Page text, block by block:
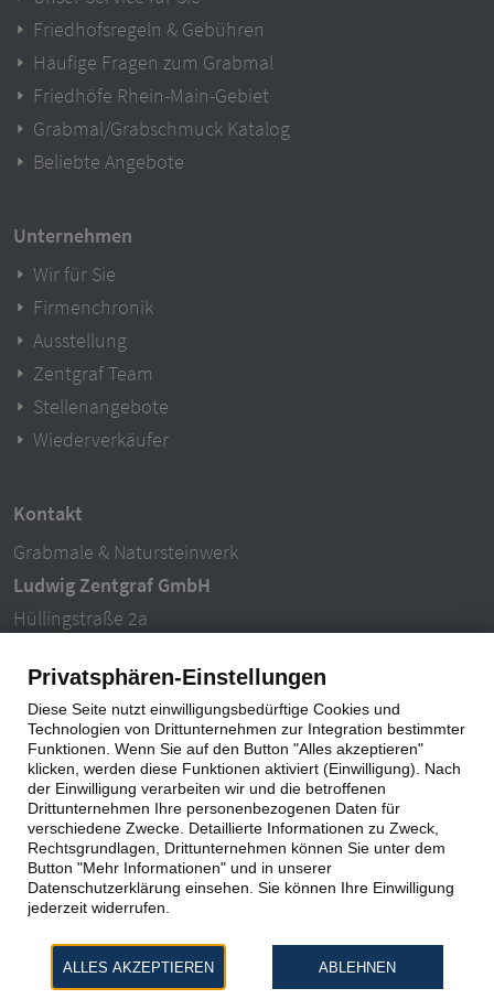
Friedhofsregeln & Gebühren
Häufige Fragen zum Grabmal
Friedhöfe Rhein-Main-Gebiet
Grabmal/Grabschmuck Katalog
Beliebte Angebote
Unternehmen
Wir für Sie
Firmenchronik
Ausstellung
Zentgraf Team
Stellenangebote
Wiederverkäufer
Kontakt
Grabmale & Natursteinwerk
Ludwig Zentgraf GmbH
Hüllingstraße 2a
Tel.: 06093 – 996940
E-Mail: info@ludwigzentgraf.de
Impressum|Datenschutz
Privatsphären-Einstellungen
Diese Seite nutzt einwilligungsbedürftige Cookies und
Technologien von Drittunternehmen zur Integration bestimmter
Funktionen. Wenn Sie auf den Button "Alles akzeptieren"
klicken, werden diese Funktionen aktiviert (Einwilligung). Nach
der Einwilligung verarbeiten wir und die betroffenen
Drittunternehmen Ihre personenbezogenen Daten für
verschiedene Zwecke. Detaillierte Informationen zu Zweck,
Rechtsgrundlagen, Drittunternehmen können Sie unter dem
Button "Mehr Informationen" und in unserer
Datenschutzerklärung einsehen. Sie können Ihre Einwilligung
jederzeit widerrufen.
ALLES AKZEPTIEREN ABLEHNEN